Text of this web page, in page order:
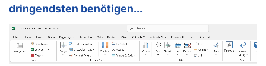
dringendsten benötigen...